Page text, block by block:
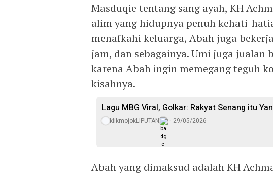
Masduqie tentang sang ayah, KH
alim yang hidupnya penuh kehati-
menafkahi keluarga, Abah juga
jam, dan sebagainya. Umi juga jualan
karena Abah ingin memegang teguh
kisahnya.
Lagu MBG Viral, Golkar: Rakyat Senang itu
klikmojokLIPUTAN 29/05/2026
Abah yang dimaksud adalah KH